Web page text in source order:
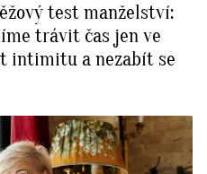
test manželství:
trávit čas jen ve
intimitu a nezabít se